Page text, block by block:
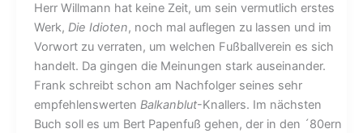
Herr Willmann hat keine Zeit, um sein vermutlich erstes
Werk, Die Idioten, noch mal auflegen zu lassen und im
Vorwort zu verraten, um welchen Fußballverein es sich
handelt. Da gingen die Meinungen stark auseinander.
Frank schreibt schon am Nachfolger seines sehr
empfehlenswerten Balkanblut-Knallers. Im nächsten
Buch soll es um Bert Papenfuß gehen, der in den ´80ern